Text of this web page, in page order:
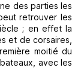
des parties les
retrouver les
; en effet la
et de corsaires,
moitié du
avec les